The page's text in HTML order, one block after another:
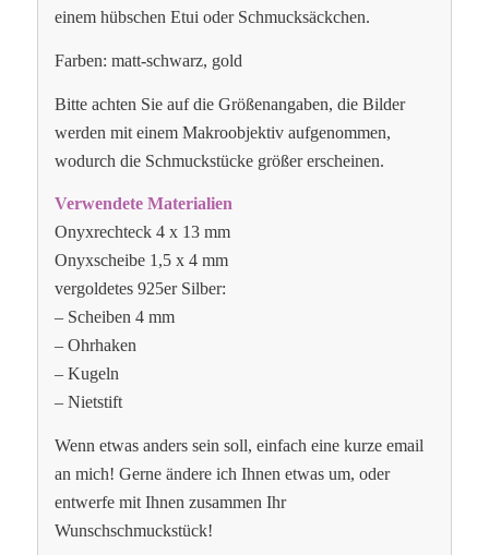
einem hübschen Etui oder Schmucksäckchen.
Farben: matt-schwarz, gold
Bitte achten Sie auf die Größenangaben, die Bilder
werden mit einem Makroobjektiv aufgenommen,
wodurch die Schmuckstücke größer erscheinen.
Verwendete Materialien
Onyxrechteck 4 x 13 mm
Onyxscheibe 1,5 x 4 mm
vergoldetes 925er Silber:
– Scheiben 4 mm
– Ohrhaken
– Kugeln
– Nietstift
Wenn etwas anders sein soll, einfach eine kurze email
an mich! Gerne ändere ich Ihnen etwas um, oder
entwerfe mit Ihnen zusammen Ihr
Wunschschmuckstück!